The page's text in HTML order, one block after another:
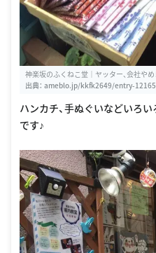
神楽坂のふくねこ堂｜ヤッター、会社やめ
出典： ameblo.jp/kkfk2649/entry-
ハンカチ、手ぬぐいなどいろ
です♪